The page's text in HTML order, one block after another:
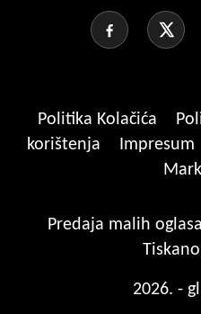
Politika Kolačića
korištenja
Impresum
Predaja malih
2026. -